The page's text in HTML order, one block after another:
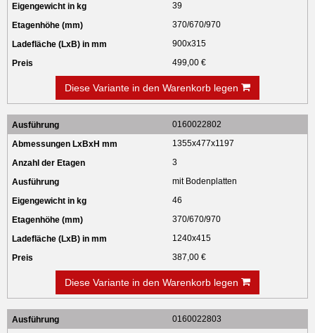
39
370/670/970
900x315
499,00 €
Diese Variante in den Warenkorb legen
0160022802
1355x477x1197
3
mit Bodenplatten
46
370/670/970
1240x415
387,00 €
Diese Variante in den Warenkorb legen
0160022803